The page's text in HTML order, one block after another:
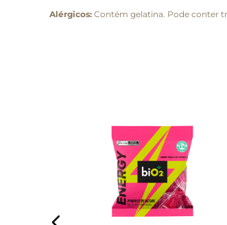
Alérgicos: Contém gelatina. Pode conter